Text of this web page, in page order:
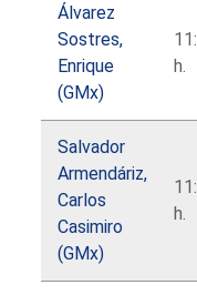
Álvarez
Sostres,
Enrique
(GMx)
h.
Salvador
Armendáriz,
Carlos
Casimiro
(GMx)
h.